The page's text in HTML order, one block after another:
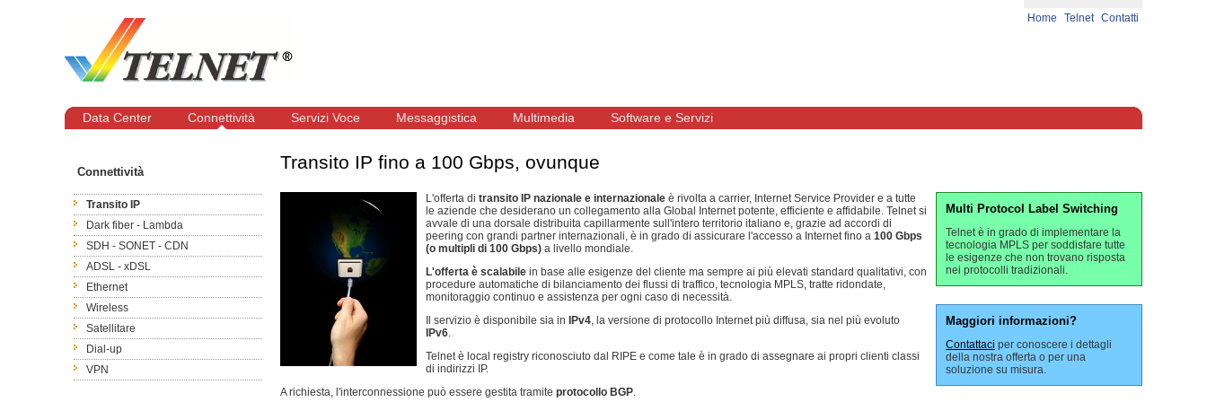
Home Telnet Contatti
Data Center Connettività Servizi Voce Messaggistica Multimedia Software e Servizi
Connettività
Transito IP
Dark fiber - Lambda
SDH - SONET - CDN
ADSL - xDSL
Ethernet
Wireless
Satellitare
Dial-up
VPN
Transito IP fino a 100 Gbps, ovunque
L'offerta di transito IP nazionale e internazionale è rivolta a carrier, Internet Service Provider e a tutte
le aziende che desiderano un collegamento alla Global Internet potente, efficiente e affidabile. Telnet si
avvale di una dorsale distribuita capillarmente sull'intero territorio italiano e, grazie ad accordi di
peering con grandi partner internazionali, è in grado di assicurare l'accesso a Internet fino a 100 Gbps
(o multipli di 100 Gbps) a livello mondiale.
L'offerta è scalabile in base alle esigenze del cliente ma sempre ai più elevati standard qualitativi, con
procedure automatiche di bilanciamento dei flussi di traffico, tecnologia MPLS, tratte ridondate,
monitoraggio continuo e assistenza per ogni caso di necessità.
Il servizio è disponibile sia in IPv4 , la versione di protocollo Internet più diffusa, sia nel più evoluto
IPv6
Telnet è local registry riconosciuto dal RIPE e come tale è in grado di assegnare ai propri clienti classi
di indirizzi IP.
A richiesta, l'interconnessione può essere gestita tramite protocollo BGP
Multi Protocol Label Switching
Telnet è in grado di implementare la
tecnologia MPLS per soddisfare tutte
le esigenze che non trovano risposta
nei protocolli tradizionali.
Maggiori informazioni?
Contattaci per conoscere i dettagli
della nostra offerta o per una
soluzione su misura.